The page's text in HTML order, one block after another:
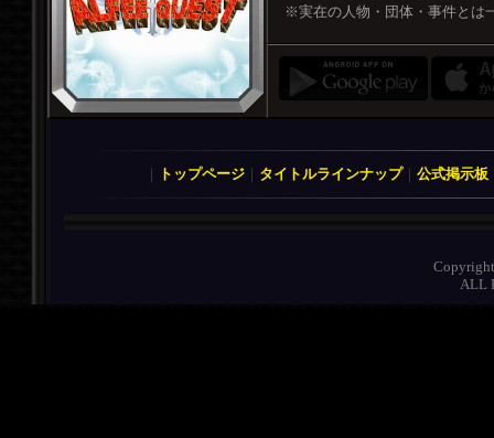
※実在の人物・団体・事件とは
トップページ｜ タイトルラインナップ｜ 公式掲示板
ALL